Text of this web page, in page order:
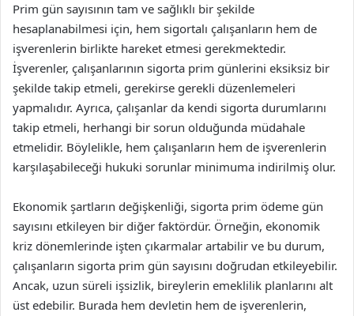
Prim gün sayısının tam ve sağlıklı bir şekilde
hesaplanabilmesi için, hem sigortalı çalışanların hem de
işverenlerin birlikte hareket etmesi gerekmektedir.
İşverenler, çalışanlarının sigorta prim günlerini eksiksiz bir
şekilde takip etmeli, gerekirse gerekli düzenlemeleri
yapmalıdır. Ayrıca, çalışanlar da kendi sigorta durumlarını
takip etmeli, herhangi bir sorun olduğunda müdahale
etmelidir. Böylelikle, hem çalışanların hem de işverenlerin
karşılaşabileceği hukuki sorunlar minimuma indirilmiş olur.
Ekonomik şartların değişkenliği, sigorta prim ödeme gün
sayısını etkileyen bir diğer faktördür. Örneğin, ekonomik
kriz dönemlerinde işten çıkarmalar artabilir ve bu durum,
çalışanların sigorta prim gün sayısını doğrudan etkileyebilir.
Ancak, uzun süreli işsizlik, bireylerin emeklilik planlarını alt
üst edebilir. Burada hem devletin hem de işverenlerin,